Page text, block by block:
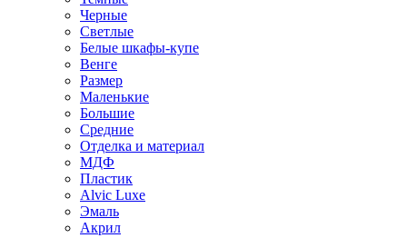
Черные
Светлые
Белые шкафы-купе
Венге
Размер
Маленькие
Большие
Средние
Отделка и материал
МДФ
Пластик
Alvic Luxe
Эмаль
Акрил